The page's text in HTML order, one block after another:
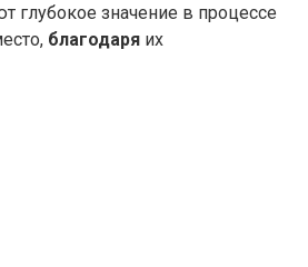
значение в процессе
благодаря их